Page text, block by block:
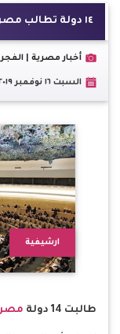
١٤ دولة تطالب مصر بوقف عقوبة الإعدام
أخبار مصرية | الفجر
السبت ١٦ نوفمبر ٢٠١٩
ارشيفية
طالبت 14 دولة